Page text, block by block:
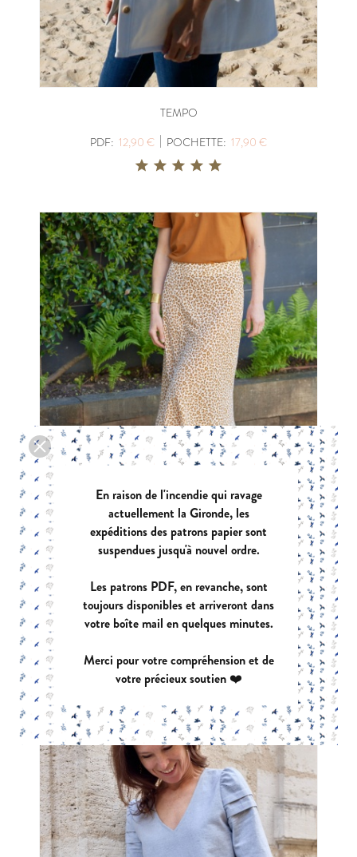
TEMPO
PDF: 12,90 € | POCHETTE: 17,90 €
NUANCE
PDF:12,90 €| POCHETTE: 17,90 €
En raison de l'incendie qui ravage
actuellement la Gironde, les
expéditions des patrons papier sont
suspendues jusqu'à nouvel ordre.
Les patrons PDF, en revanche, sont
toujours disponibles et arriveront dans
votre boîte mail en quelques minutes.
Merci pour votre compréhension et de
votre précieux soutien ❤️